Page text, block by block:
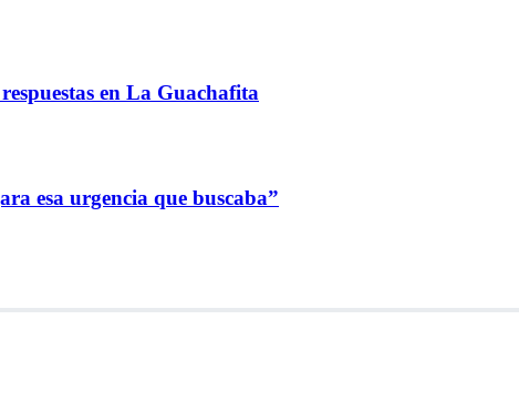
en La Guachafita
esa urgencia que buscaba”